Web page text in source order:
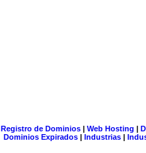
Registro de Dominios| Web Hosting |
Dominios Expirados | Industrias |